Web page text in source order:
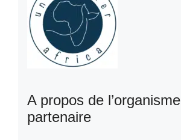
A propos de l’organisme
partenaire